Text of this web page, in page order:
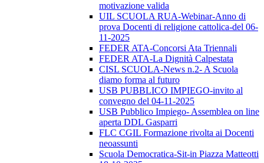
motivazione valida
UIL SCUOLA RUA-Webinar-Anno di
prova Docenti di religione cattolica-del 06-
11-2025
FEDER ATA-Concorsi Ata Triennali
FEDER ATA-La Dignità Calpestata
CISL SCUOLA-News n.2- A Scuola
diamo forma al futuro
USB PUBBLICO IMPIEGO-invito al
convegno del 04-11-2025
USB Pubblico Impiego- Assemblea on line
aperta DDL Gasparri
FLC CGIL Formazione rivolta ai Docenti
neoassunti
Scuola Democratica-Sit-in Piazza Matteotti